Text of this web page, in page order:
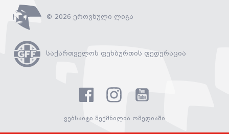
© 2026 ეროვნული ლიგა
საქართველოს ფეხბურთის ფედერაცია
ვებსაიტი შექმნილია ომედიაში